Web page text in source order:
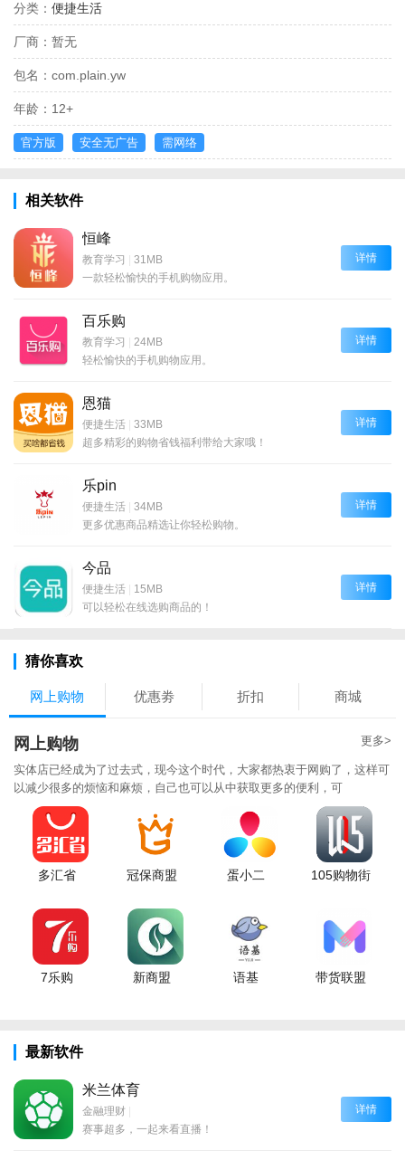
分类： 便捷生活
厂商： 暂无
包名： com.plain.yw
年龄： 12+
官方版 安全无广告 需网络
相关软件
恒峰
教育学习 | 31MB
一款轻松愉快的手机购物应用。
详情
百乐购
教育学习 | 24MB
轻松愉快的手机购物应用。
详情
恩猫
便捷生活 | 33MB
超多精彩的购物省钱福利带给大家哦！
详情
乐pin
便捷生活 | 34MB
更多优惠商品精选让你轻松购物。
详情
今品
便捷生活 | 15MB
可以轻松在线选购商品的！
详情
猜你喜欢
网上购物 优惠劵 折扣 商城
网上购物 更多>
实体店已经成为了过去式，现今这个时代，大家都热衷于网购了，这样可
以减少很多的烦恼和麻烦，自己也可以从中获取更多的便利，可
多汇省 冠保商盟 蛋小二 105购物街
7乐购 新商盟 语基 带货联盟
最新软件
米兰体育
金融理财 |
赛事超多，一起来看直播！
详情